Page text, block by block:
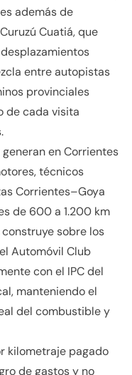
además de
Cuatiá, que
entre autopistas
provinciales
de cada visita
en Corrientes
técnicos
Corrientes–Goya
de 600 a 1.200 km
sobre los
Automóvil Club
con el IPC del
manteniendo el
del combustible y
kilometraje pagado
de gastos y no